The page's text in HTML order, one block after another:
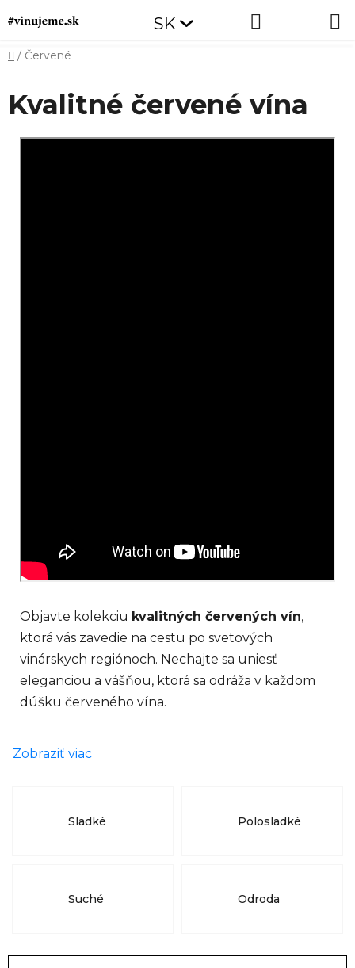
na
obsah
SK
Domov
/ Červené
Kvalitné červené vína
Objavte kolekciu kvalitných červených vín,
ktorá vás zavedie na cestu po svetových
vinárskych regiónoch. Nechajte sa uniesť
eleganciou a vášňou, ktorá sa odráža v každom
dúšku červeného vína.
Zobraziť viac
Sladké Polosladké
Suché Odroda